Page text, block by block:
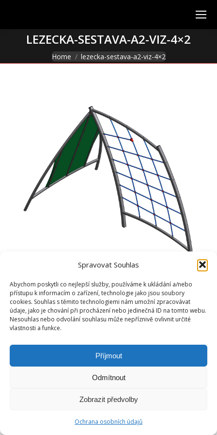
Spravovat Souhlas
Abychom poskytli co nejlepší služby, používáme k ukládání a/nebo
přístupu k informacím o zařízení, technologie jako jsou soubory
cookies. Souhlas s těmito technologiemi nám umožní zpracovávat
údaje, jako je chování při procházení nebo jedinečná ID na tomto webu.
Nesouhlas nebo odvolání souhlasu může nepříznivě ovlivnit určité
vlastnosti a funkce.
Příjmout
Odmítnout
Zobrazit předvolby
Ochrana osobních údajů
LEZECKA-SESTAVA-A2-VIZ-4×2
You are here:
Home lezecka-sestava-a2-viz-4×2